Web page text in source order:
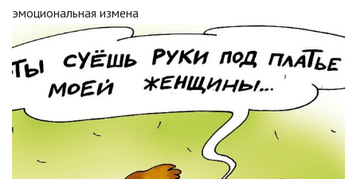
эмоциональная измена